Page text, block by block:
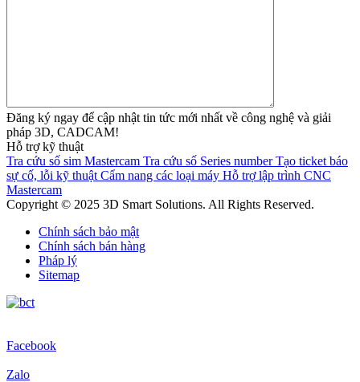
Đăng ký ngay để cập nhật tin tức mới nhất về công nghệ và giải
pháp 3D, CADCAM!
Hỗ trợ kỹ thuật
Tra cứu số sim Mastercam Tra cứu số Series number Tạo ticket báo
sự cố, lỗi kỹ thuật Cẩm nang các loại máy Hỗ trợ lập trình CNC
Mastercam
Copyright © 2025 3D Smart Solutions. All Rights Reserved.
Chính sách bảo mật
Chính sách bán hàng
Pháp lý
Sitemap
Facebook
Zalo